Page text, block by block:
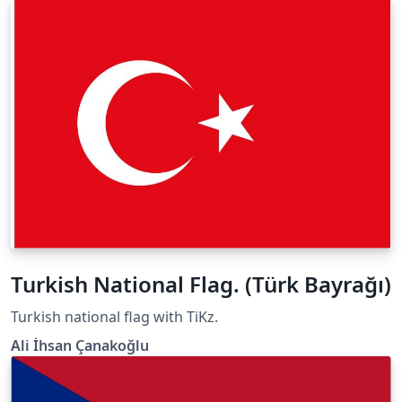
está formada por tres arcos definidos por la función
código, aparece una pequeña etapa para comprobar la
geometría de la orquídea, quitándole los signos de
comentario a cada una de las órdenes.
Turkish National Flag. (Türk Bayrağı)
Turkish national flag with TiKz.
Ali İhsan Çanakoğlu